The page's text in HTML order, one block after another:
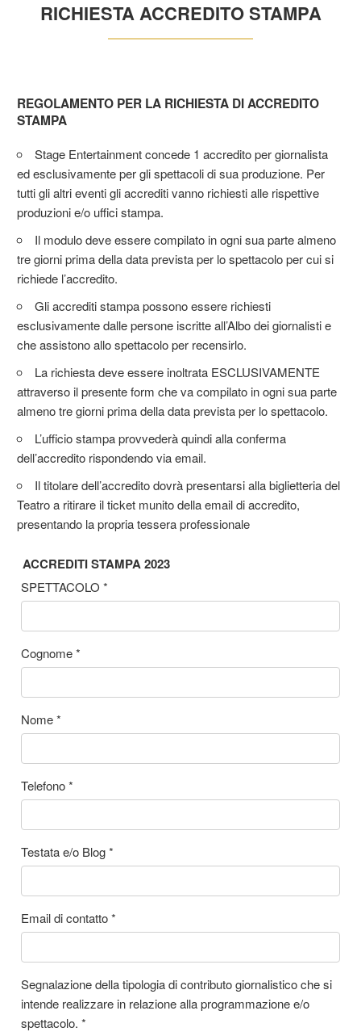
RICHIESTA ACCREDITO STAMPA
REGOLAMENTO PER LA RICHIESTA DI ACCREDITO
STAMPA
Stage Entertainment concede 1 accredito per giornalista
ed esclusivamente per gli spettacoli di sua produzione. Per
tutti gli altri eventi gli accrediti vanno richiesti alle rispettive
produzioni e/o uffici stampa.
Il modulo deve essere compilato in ogni sua parte almeno
tre giorni prima della data prevista per lo spettacolo per cui si
richiede l’accredito.
Gli accrediti stampa possono essere richiesti
esclusivamente dalle persone iscritte all’Albo dei giornalisti e
che assistono allo spettacolo per recensirlo.
La richiesta deve essere inoltrata ESCLUSIVAMENTE
attraverso il presente form che va compilato in ogni sua parte
almeno tre giorni prima della data prevista per lo spettacolo.
L’ufficio stampa provvederà quindi alla conferma
dell’accredito rispondendo via email.
Il titolare dell’accredito dovrà presentarsi alla biglietteria del
Teatro a ritirare il ticket munito della email di accredito,
presentando la propria tessera professionale
ACCREDITI STAMPA 2023
SPETTACOLO *
Cognome*
Nome*
Telefono*
Testata e/o Blog*
Email di contatto*
Segnalazione della tipologia di contributo giornalistico che si
intende realizzare in relazione alla programmazione e/o
spettacolo. *